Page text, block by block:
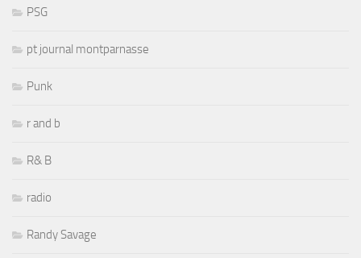
PSG
pt journal montparnasse
Punk
r and b
R& B
radio
Randy Savage